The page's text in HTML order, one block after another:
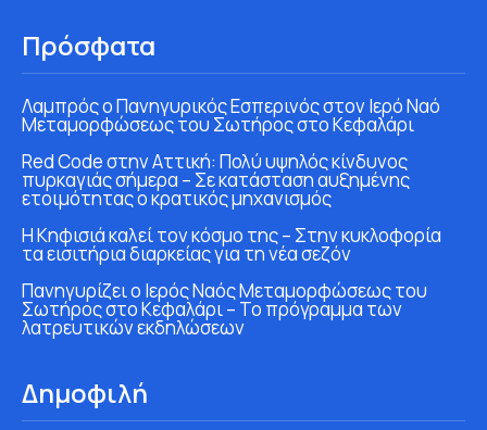
Πρόσφατα
Λαμπρός ο Πανηγυρικός Εσπερινός στον Ιερό Ναό
Μεταμορφώσεως του Σωτήρος στο Κεφαλάρι
Red Code στην Αττική: Πολύ υψηλός κίνδυνος
πυρκαγιάς σήμερα – Σε κατάσταση αυξημένης
ετοιμότητας ο κρατικός μηχανισμός
Η Κηφισιά καλεί τον κόσμο της – Στην κυκλοφορία
τα εισιτήρια διαρκείας για τη νέα σεζόν
Πανηγυρίζει ο Ιερός Ναός Μεταμορφώσεως του
Σωτήρος στο Κεφαλάρι – Το πρόγραμμα των
λατρευτικών εκδηλώσεων
Δημοφιλή